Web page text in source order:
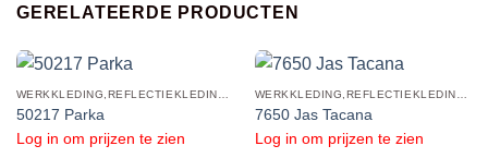
GERELATEERDE PRODUCTEN
50217 Parka
Log in om prijzen te zien
7650 Jas Tacana
Log in om prijzen te zien